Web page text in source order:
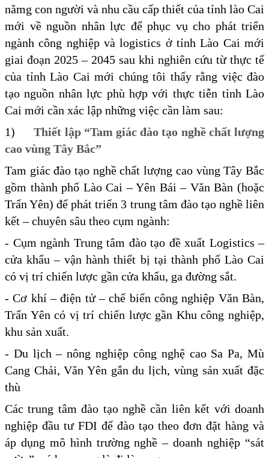
nămg con người và nhu cầu cấp thiết của tỉnh lào Cai
mới về nguồn nhân lực để phục vụ cho phát triển
ngành công nghiệp và logistics ở tỉnh Lào Cai mới
giai đoạn 2025 – 2045 sau khi nghiên cứu từ thực tế
của tỉnh Lào Cai mới chúng tôi thấy rằng việc đào
tạo nguồn nhân lực phù hợp với thực tiễn tỉnh Lào
Cai mới cần xác lập những việc cần làm sau:
1)Thiết lập “Tam giác đào tạo nghề chất lượng
cao vùng Tây Bắc”
Tam giác đào tạo nghề chất lượng cao vùng Tây Bắc
gồm thành phố Lào Cai – Yên Bái – Văn Bàn (hoặc
Trấn Yên) để phát triển 3 trung tâm đào tạo nghề liên
kết – chuyên sâu theo cụm ngành:
- Cụm ngành Trung tâm đào tạo đề xuất Logistics –
cửa khẩu – vận hành thiết bị tại thành phố Lào Cai
có vị trí chiến lược gần cửa khẩu, ga đường sắt.
- Cơ khí – điện tử – chế biến công nghiệp Văn Bàn,
Trấn Yên có vị trí chiến lược gần Khu công nghiệp,
khu sản xuất.
- Du lịch – nông nghiệp công nghệ cao Sa Pa, Mù
Cang Chải, Văn Yên gắn du lịch, vùng sản xuất đặc
thù
Các trung tâm đào tạo nghề cần liên kết với doanh
nghiệp đầu tư FDI để đào tạo theo đơn đặt hàng và
áp dụng mô hình trường nghề – doanh nghiệp “sát